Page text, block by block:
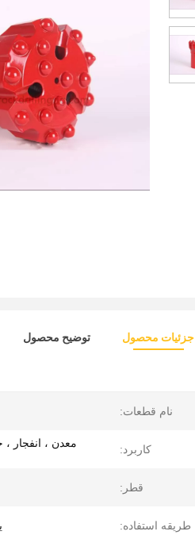
جزئیات محصول توضیح محصول
نام قطعات:
کاربرد:
معدن ، انفجار
قطر:
طریقه استفاده: